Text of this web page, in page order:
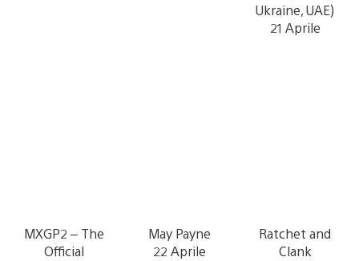
Ukraine, UAE)
21 Aprile
MXGP2 – The
Official
May Payne
22 Aprile
Ratchet and
Clank